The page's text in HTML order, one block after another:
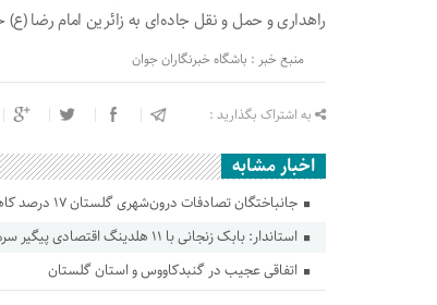
راهداری و حمل و نقل جاده‌ای به زائرین امام رضا
منبع خبر : باشگاه خبرنگاران جوان
به اشتراک بگذارید :
اخبار مشابه
جانباختگان تصادفات درون‌شهری گلستان ۱۷ درصد کاهش یافت
استاندار: بابک زنجانی با ۱۱ هلدینگ اقتصادی پیگیر سرمایه‌گذاری در گلستان است
اتفاقی عجیب در‌ گنبدکاووس و استان گلستان